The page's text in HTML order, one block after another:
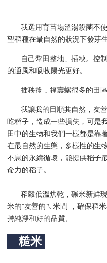
我選用育苗場溫湯殺菌不使
望稻種在最自然的狀況下發芽生
自己犂田整地、插秧。控制
的通風和吸收陽光更好。
插秧後，福壽螺很多的田區
我讓我的田順其自然，友善
吃稻子，造成一些損失，可是
田中的生物和我們一樣都是靠
在最自然的生態，多樣性的生
不息的永續循環，能提供稻子
命力的稻子。
稻穀低溫烘乾，碾米新鮮現
米的"友善的ㄟ米間"，確保稻
持純淨和好的品質。
糙米